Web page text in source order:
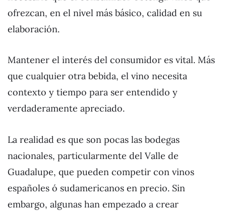
ofrezcan, en el nivel más básico, calidad en su
elaboración.
Mantener el interés del consumidor es vital. Más
que cualquier otra bebida, el vino necesita
contexto y tiempo para ser entendido y
verdaderamente apreciado.
La realidad es que son pocas las bodegas
nacionales, particularmente del Valle de
Guadalupe, que pueden competir con vinos
españoles ó sudamericanos en precio. Sin
embargo, algunas han empezado a crear